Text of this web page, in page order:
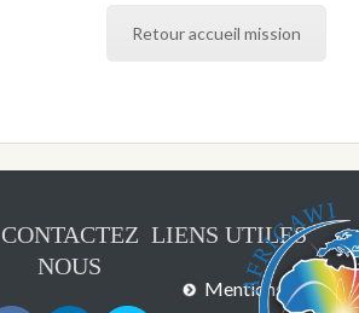
Retour accueil mission
CONTACTEZ
NOUS
LIENS UTILES
Mentions légales